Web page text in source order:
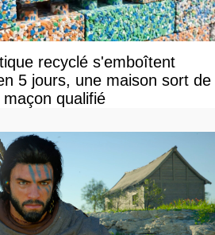
recyclé s'emboîtent
5 jours, une maison sort de
qualifié